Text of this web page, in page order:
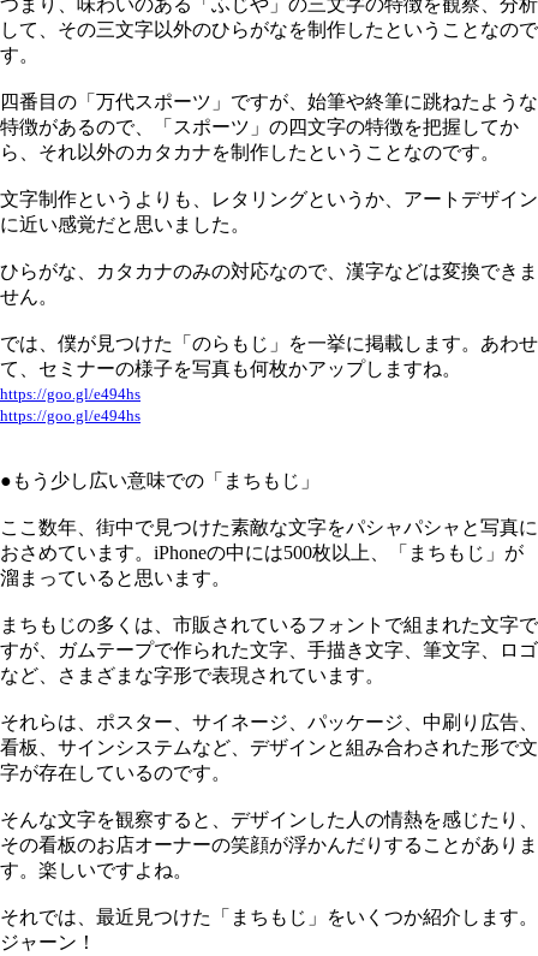
して、その三文字以外のひらがなを制作したということなので
す。
四番目の「万代スポーツ」ですが、始筆や終筆に跳ねたような
特徴があるので、「スポーツ」の四文字の特徴を把握してか
ら、それ以外のカタカナを制作したということなのです。
文字制作というよりも、レタリングというか、アートデザイン
に近い感覚だと思いました。
ひらがな、カタカナのみの対応なので、漢字などは変換できま
せん。
では、僕が見つけた「のらもじ」を一挙に掲載します。あわせ
て、セミナーの様子を写真も何枚かアップしますね。
https://goo.gl/e494hs
https://goo.gl/e494hs
●もう少し広い意味での「まちもじ」
ここ数年、街中で見つけた素敵な文字をパシャパシャと写真に
おさめています。iPhoneの中には500枚以上、「まちもじ」が
溜まっていると思います。
まちもじの多くは、市販されているフォントで組まれた文字で
すが、ガムテープで作られた文字、手描き文字、筆文字、ロゴ
など、さまざまな字形で表現されています。
それらは、ポスター、サイネージ、パッケージ、中刷り広告、
看板、サインシステムなど、デザインと組み合わされた形で文
字が存在しているのです。
そんな文字を観察すると、デザインした人の情熱を感じたり、
その看板のお店オーナーの笑顔が浮かんだりすることがありま
す。楽しいですよね。
それでは、最近見つけた「まちもじ」をいくつか紹介します。
ジャーン！